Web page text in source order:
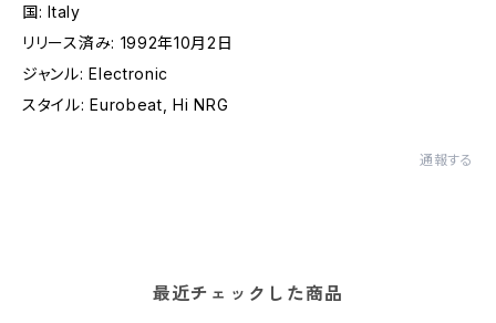
国: Italy
リリース済み: 1992年10月2日
ジャンル: Electronic
スタイル: Eurobeat, Hi NRG
通報する
最近チェックした商品